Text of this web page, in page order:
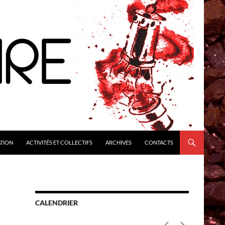
ACTIVITÉS ET COLLECTIFS ARCHIVES CONTACTS
CALENDRIER